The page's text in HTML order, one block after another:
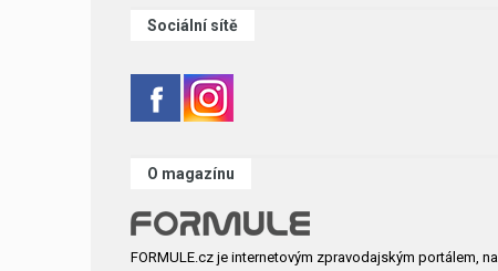
Sociální sítě
O magazínu
FORMULE.cz je internetovým zpravodajským portálem, na